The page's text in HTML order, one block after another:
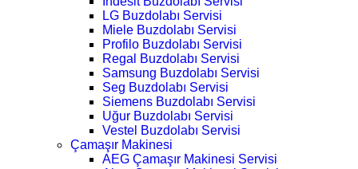
LG Buzdolabı Servisi
Miele Buzdolabı Servisi
Profilo Buzdolabı Servisi
Regal Buzdolabı Servisi
Samsung Buzdolabı Servisi
Seg Buzdolabı Servisi
Siemens Buzdolabı Servisi
Uğur Buzdolabı Servisi
Vestel Buzdolabı Servisi
Çamaşır Makinesi
AEG Çamaşır Makinesi Servisi